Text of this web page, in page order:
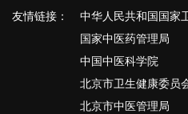
友情链接：
中华人民共和国国家
国家中医药管理局
中国中医科学院
北京市卫生健康委员
北京市中医管理局